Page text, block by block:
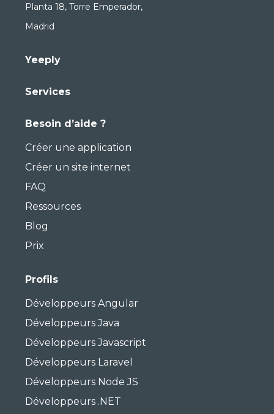
Planta 18, Torre Emperador,
Madrid
Yeeply
Services
Besoin d’aide ?
Créer une application
Créer un site internet
FAQ
Ressources
Blog
Prix
Profils
Développeurs Angular
Développeurs Java
Développeurs Javascript
Développeurs Laravel
Développeurs Node JS
Développeurs .NET